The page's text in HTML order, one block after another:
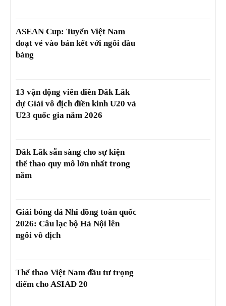
ASEAN Cup: Tuyển Việt Nam
đoạt vé vào bán kết với ngôi đầu
bảng
13 vận động viên điền Đắk Lắk
dự Giải vô địch điền kinh U20 và
U23 quốc gia năm 2026
Đắk Lắk sẵn sàng cho sự kiện
thể thao quy mô lớn nhất trong
năm
Giải bóng đá Nhi đồng toàn quốc
2026: Câu lạc bộ Hà Nội lên
ngôi vô địch
Thể thao Việt Nam đầu tư trọng
điểm cho ASIAD 20